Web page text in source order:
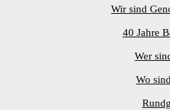
Wir sind
40 Jahre
Wer
Wo